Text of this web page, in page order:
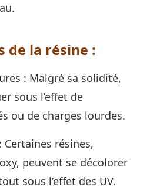
de la résine :
: Malgré sa solidité,
sous l’effet de
ou de charges lourdes.
Certaines résines,
peuvent se décolorer
sous l’effet des UV.